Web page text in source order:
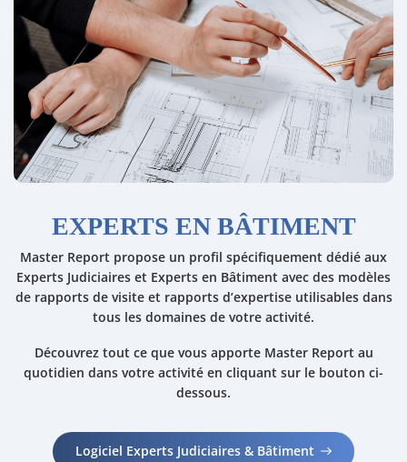
EXPERTS EN BÂTIMENT
Master Report propose un profil spécifiquement dédié aux
Experts Judiciaires et Experts en Bâtiment avec des modèles
de rapportsde visite et rapports d’expertiseutilisables dans
tous les domaines de votre activité.
Découvrez tout ce que vous apporte Master Report au
quotidien dans votre activité en cliquant sur le bouton ci-
dessous.
Logiciel Experts Judiciaires & Bâtiment